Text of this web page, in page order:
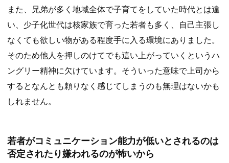
また、兄弟が多く地域全体で子育てをしていた時代とは違
い、少子化世代は核家族で育った若者も多く、自己主張し
なくても欲しい物がある程度手に入る環境にありました。
そのため他人を押しのけてでも這い上がっていくというハ
ングリー精神に欠けています。そういった意味で上司から
するとなんとも頼りなく感じてしまうのも無理はないかも
しれません。
若者がコミュニケーション能力が低いとされるのは
否定されたり嫌われるのが怖いから